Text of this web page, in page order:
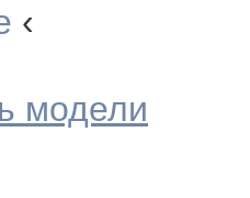
‹
модели